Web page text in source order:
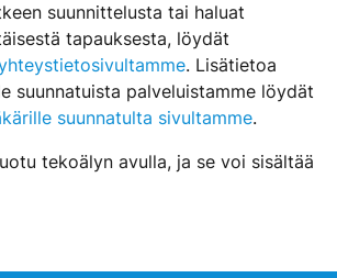
suunnittelusta tai haluat
tapauksesta, löydät
. Lisätietoa
suunnatuista palveluistamme löydät
suunnatulta sivultamme.
tekoälyn avulla, ja se voi sisältää